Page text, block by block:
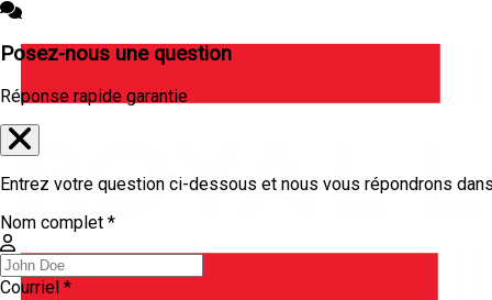
Posez-nous une question
Réponse rapide garantie
Entrez votre question ci-dessous et nous vous répondrons
Nom complet *
Courriel *